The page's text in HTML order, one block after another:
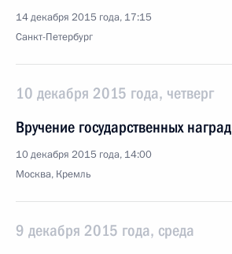
14 декабря 2015 года, 17:15
Санкт-Петербург
10 декабря 2015 года, четверг
Вручение государственных наград
10 декабря 2015 года, 14:00
Москва, Кремль
9 декабря 2015 года, среда